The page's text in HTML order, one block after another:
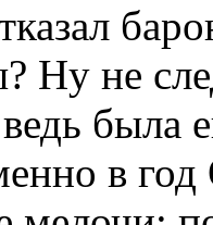
Ну не
была
в год